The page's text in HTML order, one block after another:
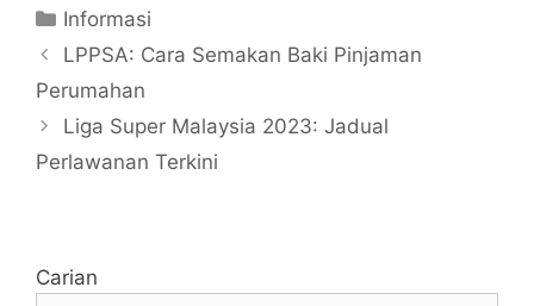
Categories
Informasi
LPPSA: Cara Semakan Baki Pinjaman
Perumahan
Liga Super Malaysia 2023: Jadual
Perlawanan Terkini
Carian